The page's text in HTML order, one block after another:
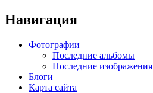
Навигация
Фотографии
Последние альбомы
Последние изображения
Блоги
Карта сайта